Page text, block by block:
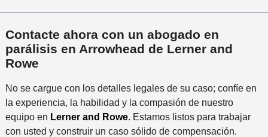
Contacte ahora con un abogado en
parálisis en Arrowhead de Lerner and
Rowe
No se cargue con los detalles legales de su caso; confíe en
la experiencia, la habilidad y la compasión de nuestro
equipo en Lerner and Rowe. Estamos listos para trabajar
con usted y construir un caso sólido de compensación.